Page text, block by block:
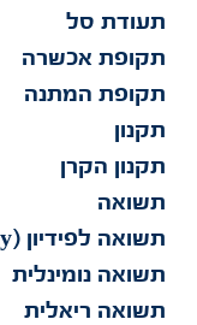
תעודת סל
תקופת אכשרה
תקופת המתנה
תקנון
תקנון הקרן
תשואה
תשואה לפידיון (Yield To Maturity)
תשואה נומינלית
תשואה ריאלית